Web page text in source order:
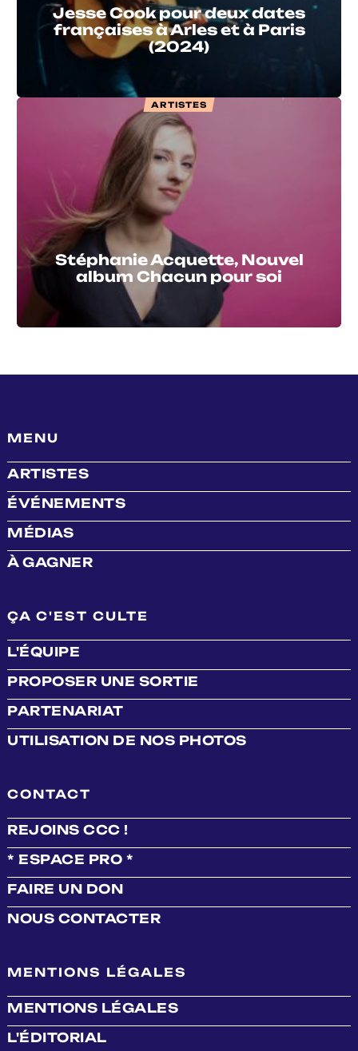
Jesse Cook pour deux dates
françaises à Arles et à Paris
(2024)
ARTISTES
Stéphanie Acquette, Nouvel
album Chacun pour soi
MENU
ARTISTES
ÉVÉNEMENTS
MÉDIAS
À GAGNER
ÇA C'EST CULTE
L'ÉQUIPE
PROPOSER UNE SORTIE
PARTENARIAT
UTILISATION DE NOS PHOTOS
CONTACT
REJOINS CCC !
* ESPACE PRO *
FAIRE UN DON
NOUS CONTACTER
MENTIONS LÉGALES
MENTIONS LÉGALES
L'ÉDITORIAL